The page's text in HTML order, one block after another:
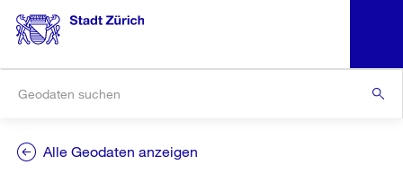
Alle Geodaten anzeigen